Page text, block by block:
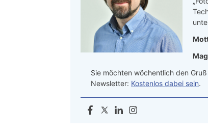
Mag
Sie möchten wöchentlich den
Newsletter: Kostenlos dabei sein.